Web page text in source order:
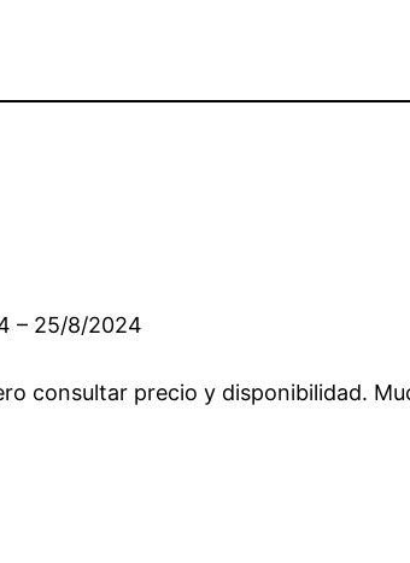
– 25/8/2024
consultar precio y disponibilidad.